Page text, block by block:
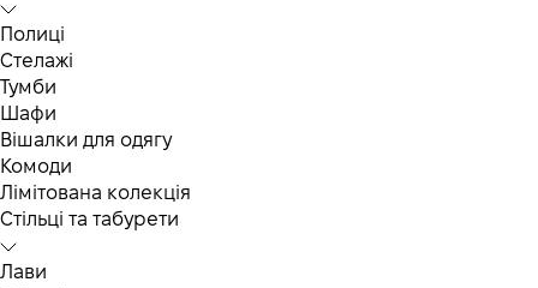
Полиці
Стелажі
Тумби
Шафи
Вішалки для одягу
Комоди
Лімітована колекція
Стільці та табурети
Лави